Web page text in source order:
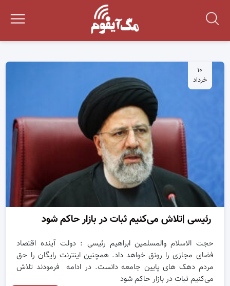
۱۰
خرداد
رئیسی |تلاش می‌کنیم ثبات در بازار حاکم شود
حجت الاسلام والمسلمین ابراهیم رئیسی : دولت آینده اقتصاد
فضای مجازی را رونق خواهد داد. همچنین اینترنت رایگان را حق
مردم دهک های پایین جامعه دانست. در ادامه فرمودند تلاش
می‌کنیم ثبات در بازار حاکم شود